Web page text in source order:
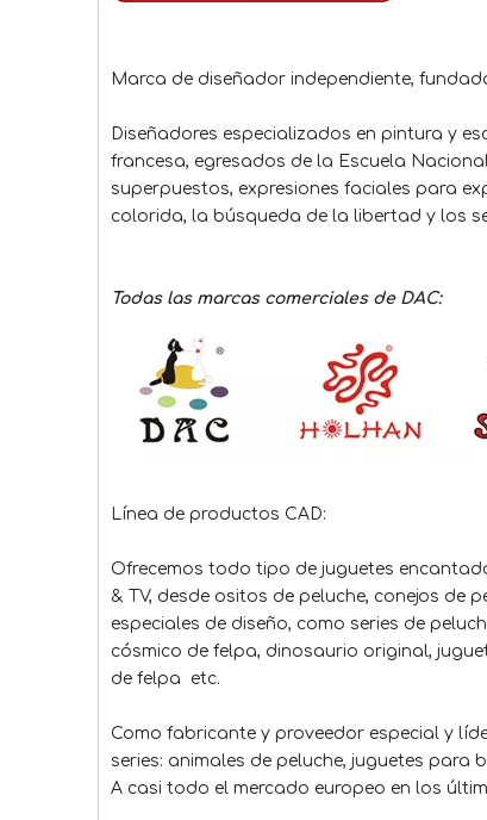
Marca de diseñador independiente,
Diseñadores especializados en pintura y
francesa, egresados ​​de la Escuela
superpuestos, expresiones faciales para
colorida, la búsqueda de la libertad y los
Todas las marcas comerciales de DAC:
Línea de productos CAD:
Ofrecemos todo tipo de juguetes
& TV, desde ositos de peluche, conejos de
especiales de diseño, como series de
cósmico de felpa, dinosaurio original,
de felpa etc.
Como fabricante y proveedor especial y
series: animales de peluche, juguetes para
A casi todo el mercado europeo en los